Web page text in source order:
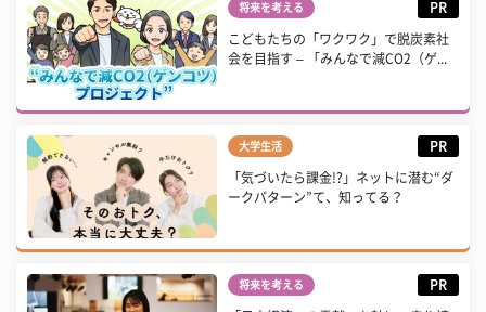
将来を考える PR
こどもたちの「ワクワク」で脱炭素社
会を目指す – 「みんなで減CO2（ゲ...
大学生活 PR
「気づいたら課金!?」ネットに潜む“ダ
ークパターン”て、知ってる？
将来を考える PR